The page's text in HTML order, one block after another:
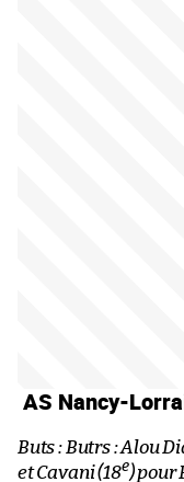
AS Nancy-
Buts : Butrs : Alou
et Cavani (18e) pour